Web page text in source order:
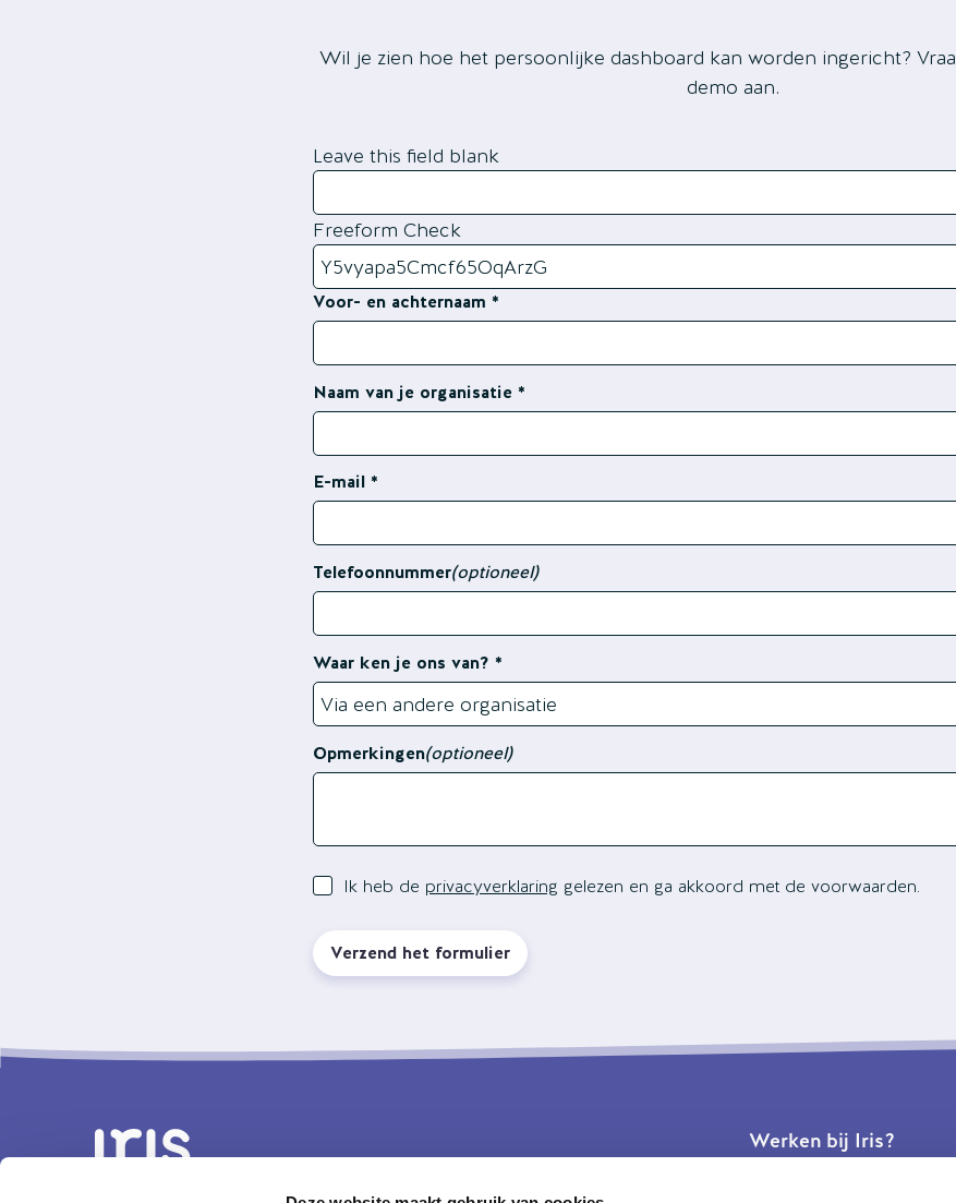
Wil je zien hoe het persoonlijke dashboard kan worden ingericht?
demo aan.
Leave this field blank
Freeform Check
Voor- en achternaam
Naam van je organisatie
E-mail
Telefoonnummer(optioneel)
Waar ken je ons van?
Opmerkingen(optioneel)
Ik heb de privacyverklaring gelezen en ga akkoord met de voorwaarden.
Verzend het formulier
Werken bij Iris?